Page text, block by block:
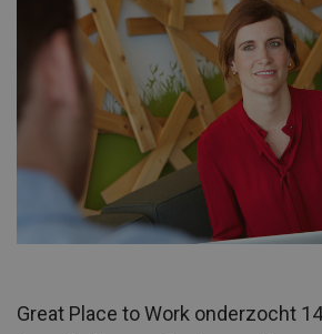
Great Place to Work onderzocht